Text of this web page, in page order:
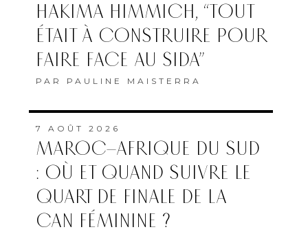
HAKIMA HIMMICH, “TOUT
ÉTAIT À CONSTRUIRE POUR
FAIRE FACE AU SIDA”
PAR PAULINE MAISTERRA
7 AOÛT 2026
MAROC–AFRIQUE DU SUD
: OÙ ET QUAND SUIVRE LE
QUART DE FINALE DE LA
CAN FÉMININE ?